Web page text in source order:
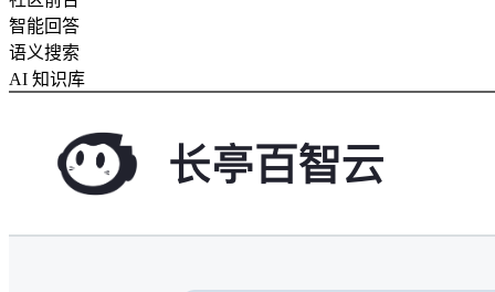
智能回答
语义搜索
AI 知识库